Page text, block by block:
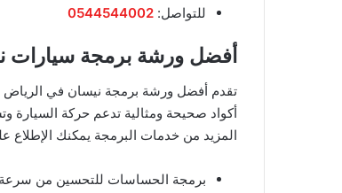
​للتواصل: 0544544002
أفضل ورشة برمجة سيارات
تقدم أفضل ورشة برمجة نيسان في الرياض
أكواد صحيحة ومثالية تدعم حركة السيارة
المزيد من خدمات البرمجة يمكنك الإطلاع
برمجة الحساسات للتحسين من سرعة